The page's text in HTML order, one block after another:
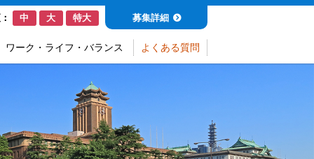
中 大 特大 募集詳細
ワーク・ライフ・バランス よくある質問